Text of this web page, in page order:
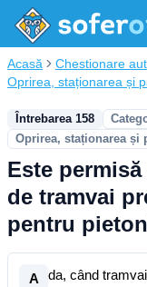
Acasă Chestionare
Oprirea, staționarea și
Întrebarea 158
Oprirea, staționarea și
Este
de tramvai
pentru
A da, când